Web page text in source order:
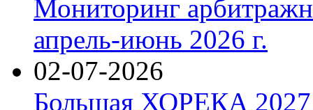
Мониторинг
апрель-июнь 2026 г.
02-07-2026
Большая ХОРЕКА 2027: